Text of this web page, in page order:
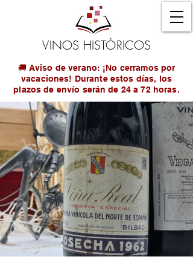
VINOS HISTÓRICOS
🚚 Aviso de verano: ¡No cerramos por
vacaciones! Durante estos días, los
plazos de envío serán de 24 a 72 horas.